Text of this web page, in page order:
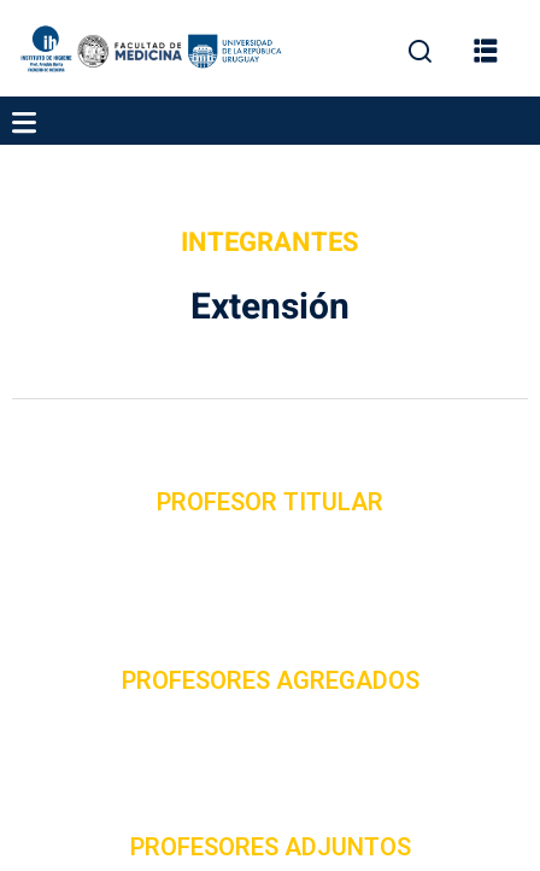
INTEGRANTES
Extensión
PROFESOR TITULAR
PROFESORES AGREGADOS
PROFESORES ADJUNTOS